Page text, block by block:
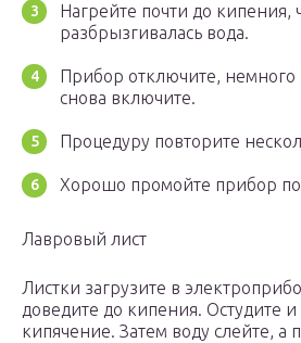
Нагрейте почти до кипения,
разбрызгивалась вода.
Прибор отключите, немного
снова включите.
Процедуру повторите
Хорошо промойте прибор
Лавровый лист
Листки загрузите в
доведите до кипения. Остудите
кипячение. Затем воду слейте, а